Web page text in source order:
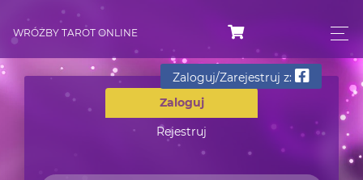
WRÓŻBY TAROT ONLINE
Zaloguj
Rejestruj
Zaloguj/Zarejestruj z: